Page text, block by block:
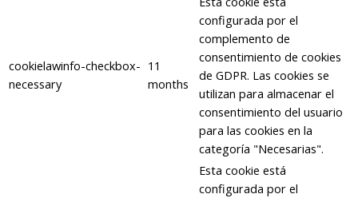
cookielawinfo-checkbox-
necessary
11
months
configurada por el
complemento de
consentimiento de cookies
de GDPR. Las cookies se
utilizan para almacenar el
consentimiento del usuario
para las cookies en la
categoría "Necesarias".
Esta cookie está
configurada por el